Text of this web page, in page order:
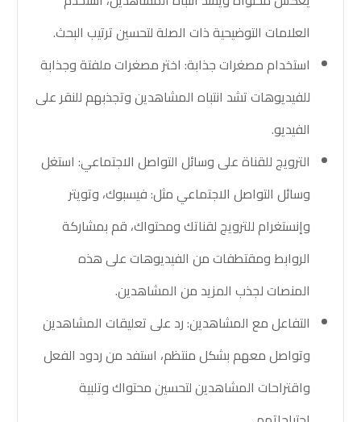
العلامات التوضيحية ذات الصلة لتحسين ترتيب البحث.
استخدام مصغرات جذابة: اختر مصغرات ملفتة وجذابة
للفيديوهات تشد انتباه المشاهدين وتجذبهم للنقر على
الفيديو.
الترويج للقناة على وسائل التواصل الاجتماعي: استغل
وسائل التواصل الاجتماعي مثل: فيسبوك، وتويتر
وإنستغرام للترويج لقناتك ومحتواك، قم بمشاركة
الروابط ومقتطفات من الفيديوهات على هذه
المنصات لجذب المزيد من المشاهدين.
التفاعل مع المشاهدين: رد على تعليقات المشاهدين
وتواصل معهم بشكل منتظم، استفد من ردود الفعل
واقتراحات المشاهدين لتحسين محتواك وتلبية